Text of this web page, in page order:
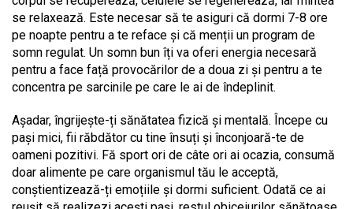
se relaxează. Este necesar să te asiguri că dormi 7-8 ore
pe noapte pentru a te reface și că menții un program de
somn regulat. Un somn bun îți va oferi energia necesară
pentru a face față provocărilor de a doua zi și pentru a te
concentra pe sarcinile pe care le ai de îndeplinit.
Așadar, îngrijește-ți sănătatea fizică și mentală. Începe cu
pași mici, fii răbdător cu tine însuți și înconjoară-te de
oameni pozitivi. Fă sport ori de câte ori ai ocazia, consumă
doar alimente pe care organismul tău le acceptă,
conștientizează-ți emoțiile și dormi suficient. Odată ce ai